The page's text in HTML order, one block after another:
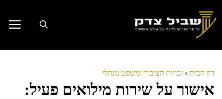
לתוכן
דף הבית › זכויות הציבור ומשפט מנהלי
אישור על שירות מילואים פעיל: